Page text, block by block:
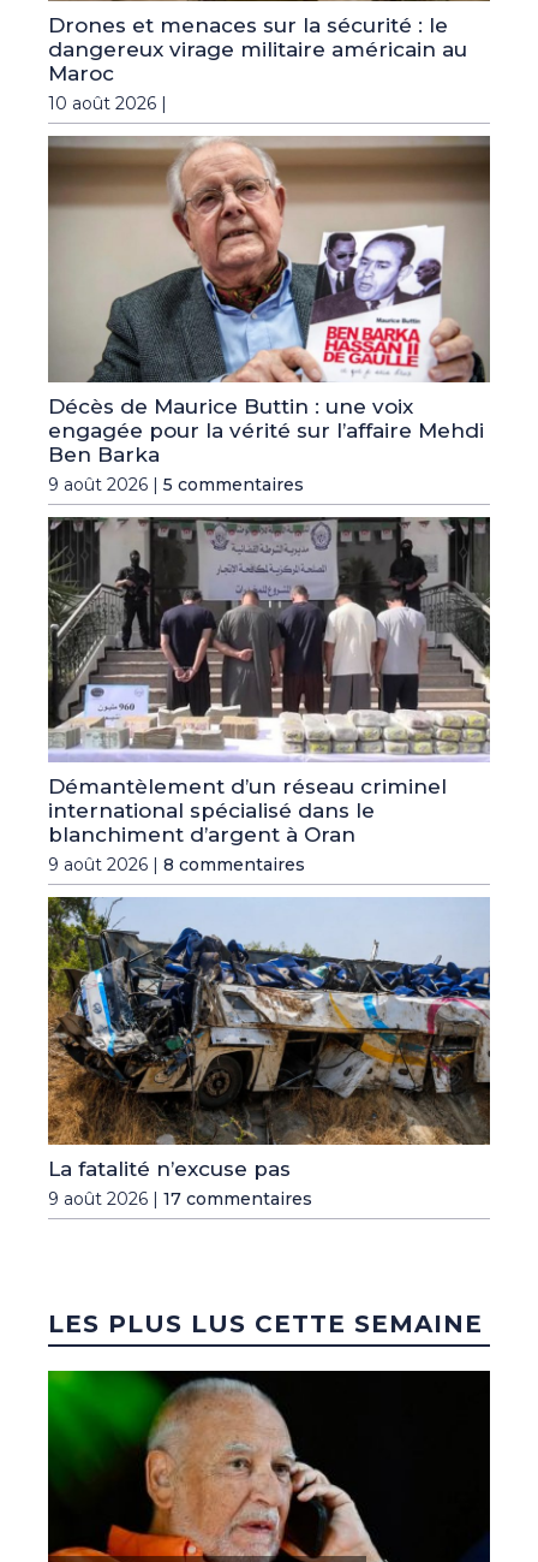
Drones et menaces sur la sécurité : le
dangereux virage militaire américain au
Maroc
10 août 2026 |
Décès de Maurice Buttin : une voix
engagée pour la vérité sur l’affaire Mehdi
Ben Barka
9 août 2026 | 5 commentaires
Démantèlement d’un réseau criminel
international spécialisé dans le
blanchiment d’argent à Oran
9 août 2026 | 8 commentaires
La fatalité n’excuse pas
9 août 2026 | 17 commentaires
LES PLUS LUS CETTE SEMAINE